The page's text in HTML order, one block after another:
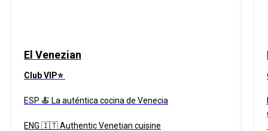
El Venezian
Club VIP⭐
ESP 🍝 La auténtica cocina de Venecia
ENG 🇮🇹 Authentic Venetian cuisine